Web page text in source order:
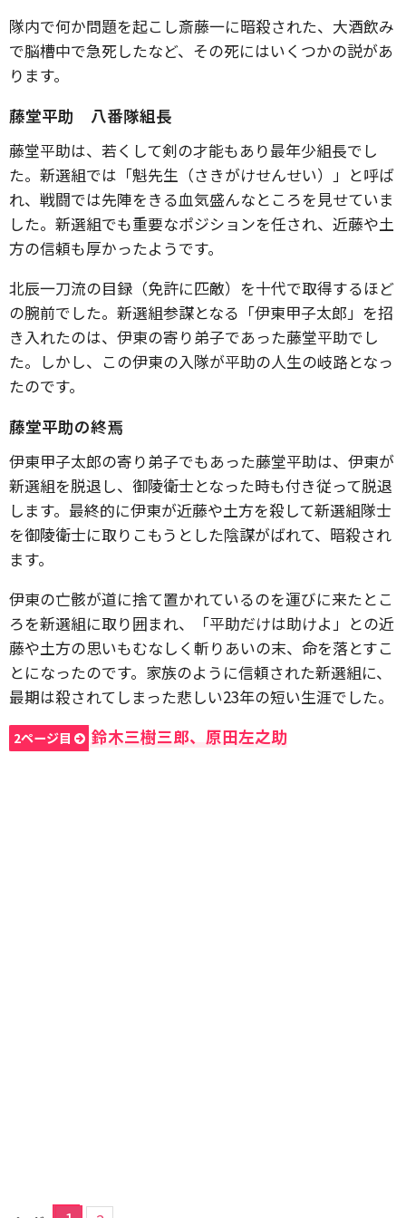
隊内で何か問題を起こし斎藤一に暗殺された、大酒飲み
で脳槽中で急死したなど、その死にはいくつかの説があ
ります。
藤堂平助 八番隊組長
藤堂平助は、若くして剣の才能もあり最年少組長でし
た。新選組では「魁先生（さきがけせんせい）」と呼ば
れ、戦闘では先陣をきる血気盛んなところを見せていま
した。新選組でも重要なポジションを任され、近藤や土
方の信頼も厚かったようです。
北辰一刀流の目録（免許に匹敵）を十代で取得するほど
の腕前でした。新選組参謀となる「伊東甲子太郎」を招
き入れたのは、伊東の寄り弟子であった藤堂平助でし
た。しかし、この伊東の入隊が平助の人生の岐路となっ
たのです。
藤堂平助の終焉
伊東甲子太郎の寄り弟子でもあった藤堂平助は、伊東が
新選組を脱退し、御陵衛士となった時も付き従って脱退
します。最終的に伊東が近藤や土方を殺して新選組隊士
を御陵衛士に取りこもうとした陰謀がばれて、暗殺され
ます。
伊東の亡骸が道に捨て置かれているのを運びに来たとこ
ろを新選組に取り囲まれ、「平助だけは助けよ」との近
藤や土方の思いもむなしく斬りあいの末、命を落とすこ
とになったのです。家族のように信頼された新選組に、
最期は殺されてしまった悲しい23年の短い生涯でした。
2ページ目 鈴木三樹三郎、原田左之助